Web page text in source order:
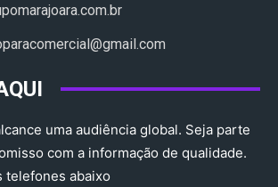
uma audiência global. Seja parte
com a informação de qualidade.
telefones abaixo